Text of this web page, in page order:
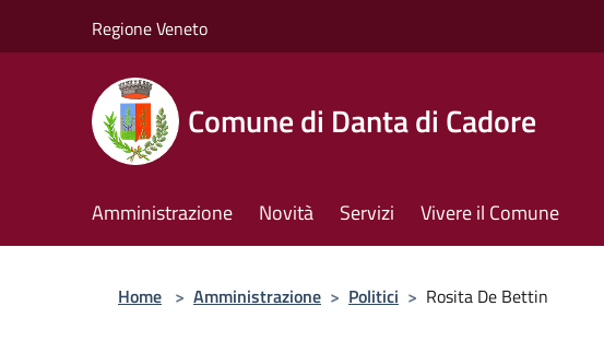
Regione Veneto
Comune di Danta di Cadore
Amministrazione Novità Servizi Vivere il Comune
Home > Amministrazione > Politici > Rosita De Bettin